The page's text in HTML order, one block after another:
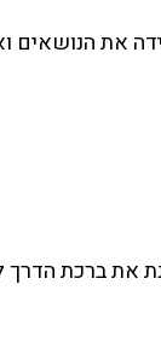
מפגשים - משפחות
את הנושאים
את ברכת